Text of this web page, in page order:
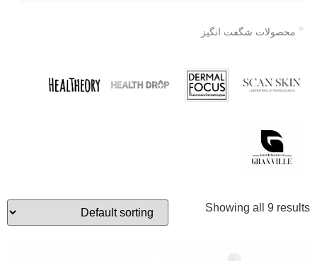
محصولات شگفت انگیز
Showing all 9 results